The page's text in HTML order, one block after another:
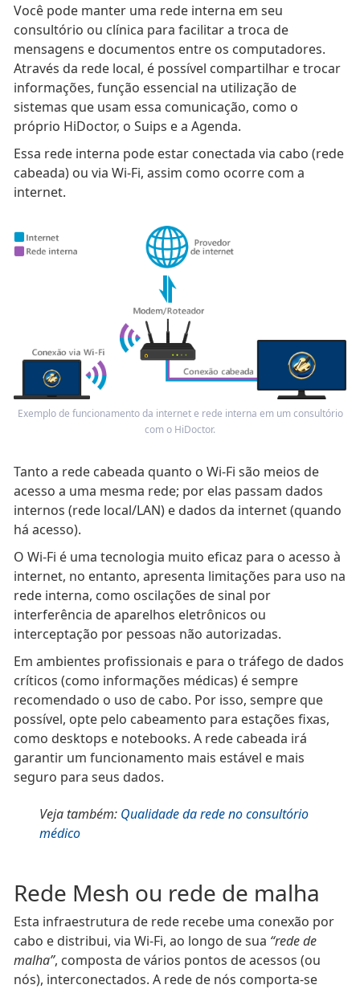
Você pode manter uma rede interna em seu
consultório ou clínica para facilitar a troca de
mensagens e documentos entre os computadores.
Através da rede local, é possível compartilhar e trocar
informações, função essencial na utilização de
sistemas que usam essa comunicação, como o
próprio HiDoctor, o Suips e a Agenda.
Essa rede interna pode estar conectada via cabo (rede
cabeada) ou via Wi-Fi, assim como ocorre com a
internet.
Exemplo de funcionamento da internet e rede interna em um consultório
com o HiDoctor.
Tanto a rede cabeada quanto o Wi-Fi são meios de
acesso a uma mesma rede; por elas passam dados
internos (rede local/LAN) e dados da internet (quando
há acesso).
O Wi-Fi é uma tecnologia muito eficaz para o acesso à
internet, no entanto, apresenta limitações para uso na
rede interna, como oscilações de sinal por
interferência de aparelhos eletrônicos ou
interceptação por pessoas não autorizadas.
Em ambientes profissionais e para o tráfego de dados
críticos (como informações médicas) é sempre
recomendado o uso de cabo. Por isso, sempre que
possível, opte pelo cabeamento para estações fixas,
como desktops e notebooks. A rede cabeada irá
garantir um funcionamento mais estável e mais
seguro para seus dados.
Veja também: Qualidade da rede no consultório
médico
Rede Mesh ou rede de malha
Esta infraestrutura de rede recebe uma conexão por
cabo e distribui, via Wi-Fi, ao longo de sua “rede de
malha”, composta de vários pontos de acessos (ou
nós), interconectados. A rede de nós comporta-se